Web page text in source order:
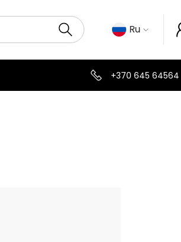
Ru
+370 645 64564